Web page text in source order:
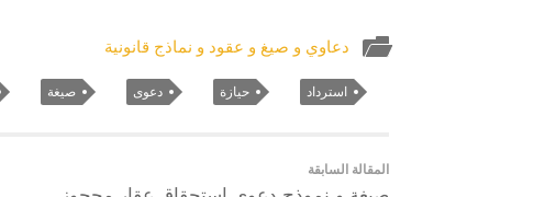
دعاوي و صيغ و عقود و نماذج قانونية
استرداد حيازة دعوى صيغة
المقالة السابقة